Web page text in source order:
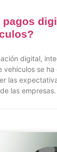
digital,
vehículos se
las
las empresas.